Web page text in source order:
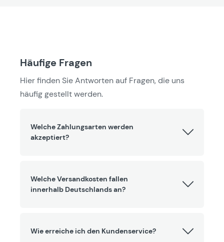
Häufige Fragen
Hier finden Sie Antworten auf Fragen, die uns
häufig gestellt werden.
Welche Zahlungsarten werden
akzeptiert?
Welche Versandkosten fallen
innerhalb Deutschlands an?
Wie erreiche ich den Kundenservice?